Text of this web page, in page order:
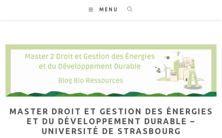
MENU
MASTER DROIT ET GESTION DES ÉNERGIES
ET DU DÉVELOPPEMENT DURABLE –
UNIVERSITÉ DE STRASBOURG